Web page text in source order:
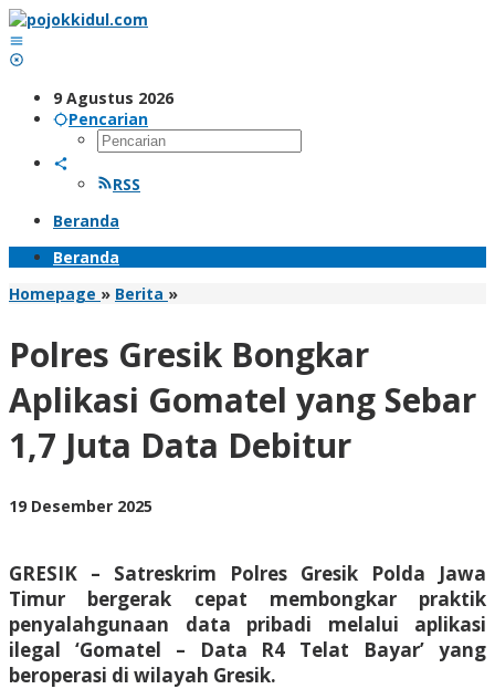
Lewati
ke
konten
9 Agustus 2026
Pencarian
RSS
Beranda
Beranda
Homepage » Berita »Polres
Aplikasi
yang
Sebar
1,7
Juta
Polres Gresik Bongkar
Aplikasi Gomatel yang Sebar
1,7 Juta Data Debitur
19 Desember 2025
GRESIK – Satreskrim Polres Gresik Polda Jawa
Timur bergerak cepat membongkar praktik
penyalahgunaan data pribadi melalui aplikasi
ilegal ‘Gomatel – Data R4 Telat Bayar’ yang
beroperasi di wilayah Gresik.